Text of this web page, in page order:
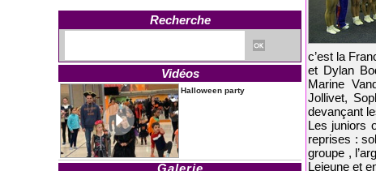
Recherche
Vidéos
Halloween party
Galerie
c’est la
et Dylan
Marine
Jollivet,
devançant
Les juniors
reprises :
groupe ,
Lejeune et